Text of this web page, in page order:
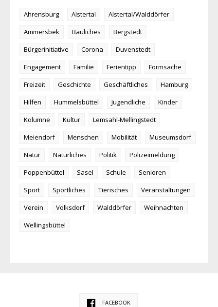
Ahrensburg Alstertal
Alstertal/Walddörfer
Ammersbek
Bauliches
Bergstedt
Bürgerinitiative
Corona
Duvenstedt
Engagement
Familie Ferientipp
Formsache
Freizeit
Geschichte Geschäftliches
Hamburg
Hilfen
Hummelsbüttel Jugendliche
Kinder
Kolumne
Kultur
Lemsahl-Mellingstedt
Meiendorf
Menschen Mobilität
Museumsdorf
Natur
Natürliches Politik
Polizeimeldung
Poppenbüttel
Sasel Schule
Senioren
Sport
Sportliches Tierisches
Veranstaltungen
Verein
Volksdorf Walddörfer
Weihnachten
Wellingsbüttel
FACEBOOK